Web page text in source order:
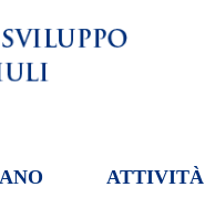
ATTIVITÀ